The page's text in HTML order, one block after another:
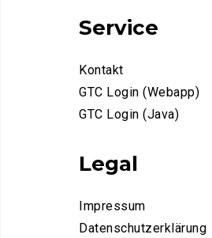
Service
Kontakt
GTC Login (Webapp)
GTC Login (Java)
Legal
Impressum
Datenschutzerklärung